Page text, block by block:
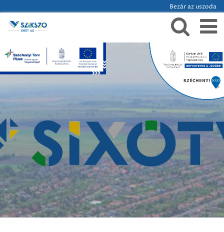
Bezár az uszoda